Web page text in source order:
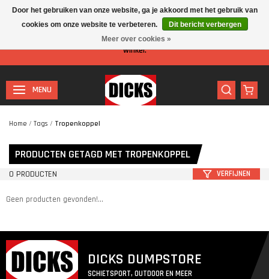
Let op: I.v.m. de zomervakantie is er minder personeel aanwezig in de
winkel.
MENU
Home / Tags / Tropenkoppel
PRODUCTEN GETAGD MET TROPENKOPPEL
0 PRODUCTEN VERFIJNEN
Geen producten gevonden!...
DICKS DUMPSTORE
SCHIETSPORT, OUTDOOR EN MEER
Door het gebruiken van onze website, ga je akkoord met het gebruik van
cookies om onze website te verbeteren.
Dit bericht verbergen
Meer over cookies »